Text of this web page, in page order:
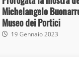
Michelangelo
Museo dei Portici
19 Gennaio 2023